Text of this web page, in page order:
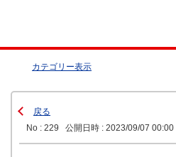
カテゴリー表示
戻る
No : 229
公開日時 : 2023/09/07 00:00